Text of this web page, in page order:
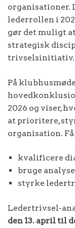
organisationer.
lederrollen i
gør det muligt
strategisk
trivselsinitiativ.
På
2026 og viser,
at prioritere,
organisation.
kvalificere
bruge
styrke
Ledertrivsel-
den 13. april til